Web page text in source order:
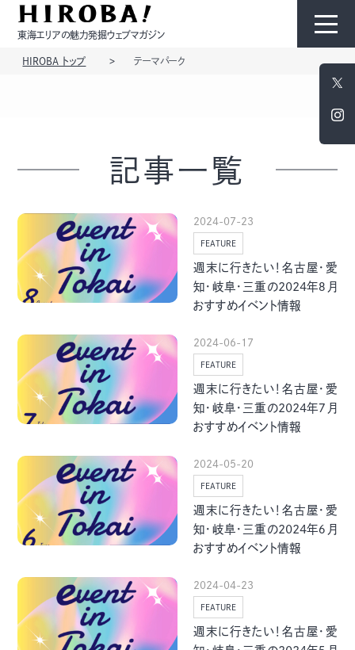
東海エリアの魅力発掘ウェブマガジン
モノ ひと
季節・まち まち・スポット
ノスタルジック
さんぽ
体験
本・まち 自転車・まち
HIROBA トップ テーマパーク
記事一覧
2024-07-23
FEATURE
週末に行きたい！名古屋・愛
知・岐阜・三重の2024年８月
おすすめイベント情報
2024-06-17
FEATURE
週末に行きたい！名古屋・愛
知・岐阜・三重の2024年７月
おすすめイベント情報
2024-05-20
FEATURE
週末に行きたい！名古屋・愛
知・岐阜・三重の2024年６月
おすすめイベント情報
2024-04-23
FEATURE
週末に行きたい！名古屋・愛